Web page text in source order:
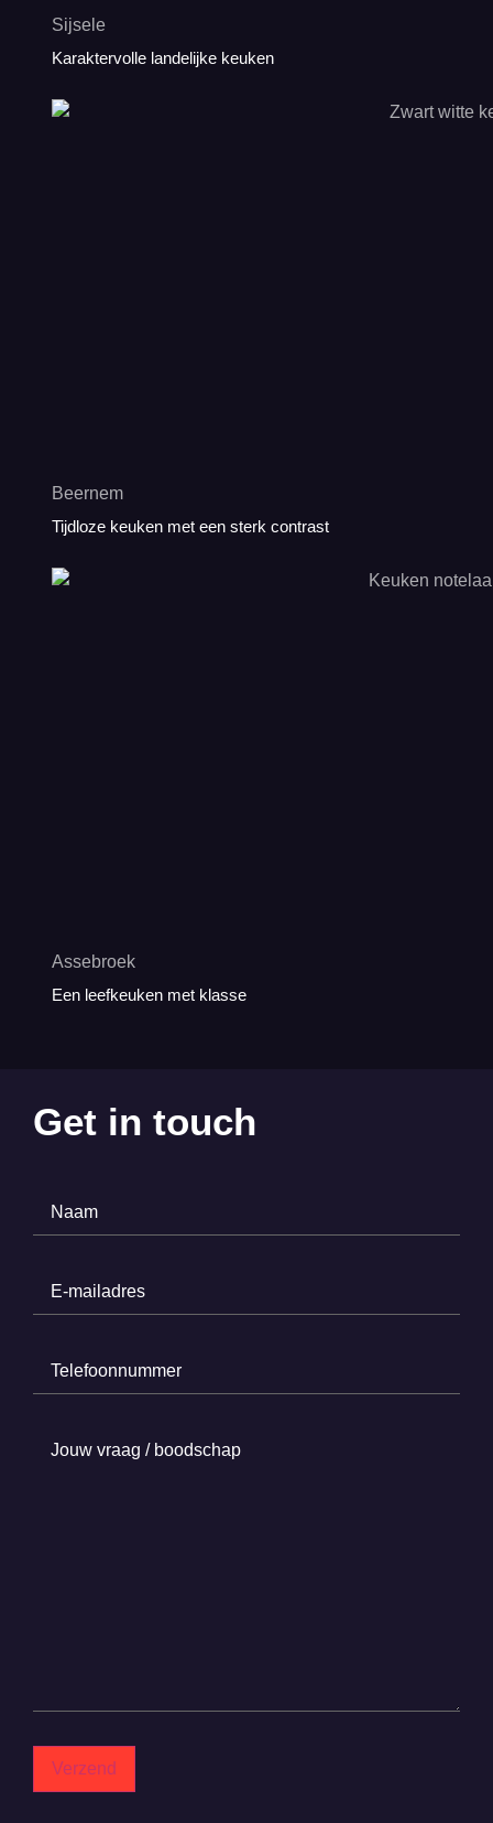
Sijsele
Karaktervolle landelijke keuken
Beernem
Tijdloze keuken met een sterk contrast
Assebroek
Een leefkeuken met klasse
Get in touch
mailadres(Required)
vraag